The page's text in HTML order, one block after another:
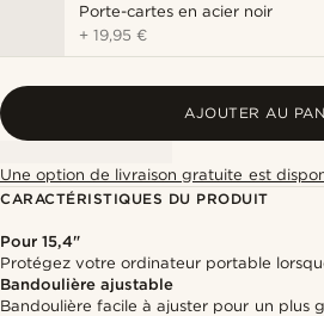
Porte-cartes en acier noir
+19,95 €
AJOUTER AU
Une option de livraison gratuite est
CARACTÉRISTIQUES DU PRODUIT
Pour 15,4"
Protégez votre ordinateur portable
Bandoulière ajustable
Bandoulière facile à ajuster pour un plus